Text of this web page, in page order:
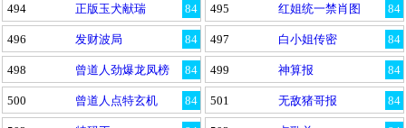
84
494 正版玉犬献瑞 84
495 红姐统一禁肖图
84
496 发财波局 84
497 白小姐传密
84
498 曾道人劲爆龙凤榜 84
499 神算报
84
500 曾道人点特玄机 84
501 无敌猪哥报